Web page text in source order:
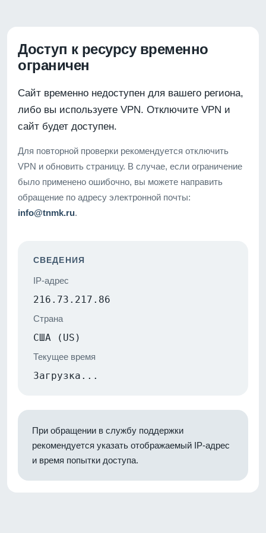
Доступ к ресурсу временно
ограничен
Сайт временно недоступен для вашего региона,
либо вы используете VPN. Отключите VPN и
сайт будет доступен.
Для повторной проверки рекомендуется отключить
VPN и обновить страницу. В случае, если ограничение
было применено ошибочно, вы можете направить
обращение по адресу электронной почты:
info@tnmk.ru.
СВЕДЕНИЯ
IP-адрес
216.73.217.86
Страна
США (US)
Текущее время
Загрузка...
При обращении в службу поддержки
рекомендуется указать отображаемый IP-адрес
и время попытки доступа.